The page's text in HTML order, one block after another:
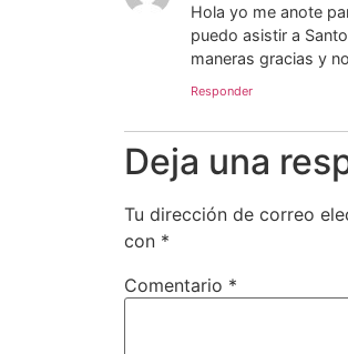
Hola yo me anote
puedo asistir a
maneras gracias y
Responder
Deja una
Tu dirección de correo
con *
Comentario *